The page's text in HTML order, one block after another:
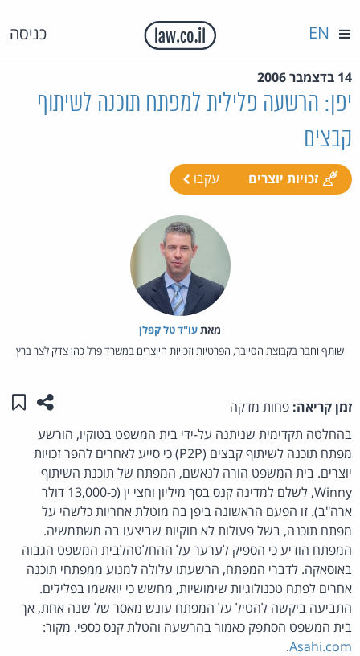
כניסה EN
14 בדצמבר 2006
יפן: הרשעה פלילית למפתח תוכנה לשיתוף
קבצים
זכויות יוצרים עקבו
מאת‏עו"ד טל קפלן
שותף וחבר בקבוצת הסייבר, הפרטיות וזכויות היוצרים במשרד פרל כהן צדק לצר ברץ
זמן קריאה: פחות מדקה שתפו
בהחלטה תקדימית שניתנה על-ידי בית המשפט בטוקיו, הורשע
מפתח תוכנה לשיתוף קבצים (P2P) כי סייע לאחרים להפר זכויות
יוצרים. בית המשפט הורה לנאשם, המפתח של תוכנת השיתוף
Winny, לשלם למדינה קנס בסך מיליון וחצי ין (כ-13,000 דולר
ארה"ב). זו הפעם הראשונה ביפן בה מוטלת אחריות כלשהי על
מפתח תוכנה, בשל פעולות לא חוקיות שביצעו בה משתמשיה.
המפתח הודיע כי הספיק לערער על ההחלטהלבית המשפט הגבוה
באוסאקה. לדברי המפתח, הרשעתו עלולה למנוע ממפתחי תוכנה
אחרים לפתח טכנולוגיות שימושיות, מחשש כי יואשמו בפלילים.
התביעה ביקשה להטיל על המפתח עונש מאסר של שנה אחת, אך
בית המשפט הסתפק כאמור בהרשעה והטלת קנס כספי. מקור:
Asahi.com
.